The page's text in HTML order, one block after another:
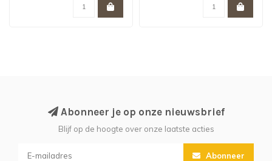
Abonneer je op onze nieuwsbrief
Blijf op de hoogte over onze laatste acties
Abonneer